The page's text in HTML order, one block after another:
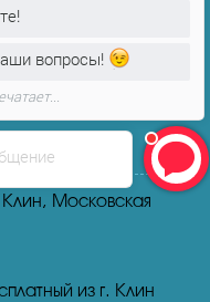
Московская
из г. Клин
вопросы!